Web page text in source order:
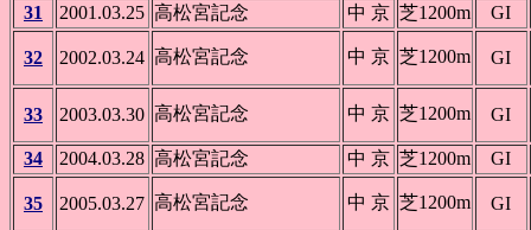
31 2001.03.25 高松宮記念 中 京 芝1200m GI
32 2002.03.24 高松宮記念 中 京 芝1200m GI
33 2003.03.30 高松宮記念 中 京 芝1200m GI
34 2004.03.28 高松宮記念 中 京 芝1200m GI
35 2005.03.27 高松宮記念 中 京 芝1200m GI